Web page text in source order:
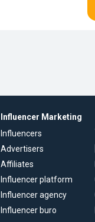
Influencer Marketing
Influencers
Advertisers
Affiliates
Influencer platform
Influencer agency
Influencer buro